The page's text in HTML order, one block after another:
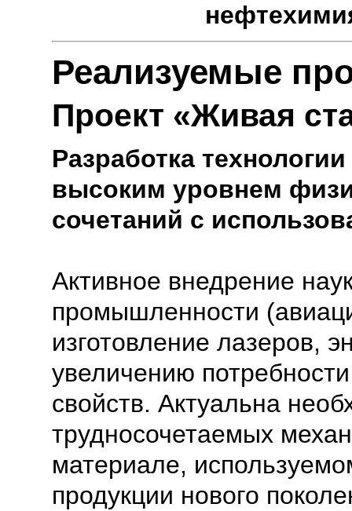
Реализуемые
Проект «Живая
Разработка
высоким уровнем
сочетаний с
Активное внедрение
промышленности
изготовление лазеров,
увеличению
свойств. Актуальна
трудносочетаемых
материале,
продукции нового